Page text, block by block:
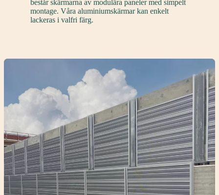
består skärmarna av modulära paneler med simpelt
montage. Våra aluminiumskärmar kan enkelt
lackeras i valfri färg.